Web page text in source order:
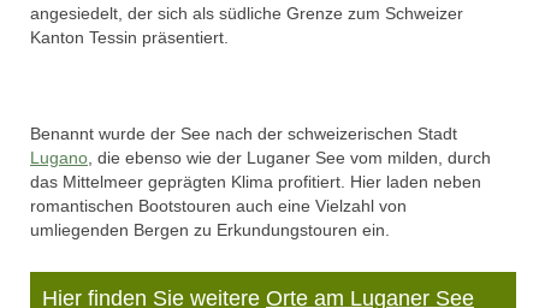
angesiedelt, der sich als südliche Grenze zum Schweizer
Kanton Tessin präsentiert.
Benannt wurde der See nach der schweizerischen Stadt
Lugano , die ebenso wie der Luganer See vom milden, durch
das Mittelmeer geprägten Klima profitiert. Hier laden neben
romantischen Bootstouren auch eine Vielzahl von
umliegenden Bergen zu Erkundungstouren ein.
Hier finden Sie weitere Orte am Luganer See